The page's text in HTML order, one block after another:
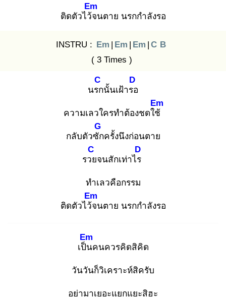
ติดตัวไว้จ
Em
นตาย นรกกำลังรอ
INSTRU : Em | Em | Em | C B
( 3 Times )
นรก
C
นั้นเฝ้ารอ
D
ความเลวใครทำต้องชดใช้
Em
กลับตัวซัก
G
ครั้งนึงก่อนตาย
รวย
C
จนสักเท่าไร
D
ทำเลวคือกรรม
ติดตัวไว้จ
Em
นตาย นรกกำลังรอ
เป็น
Em
คนควรคิดสิคิด
วันวันก็วิเคราะห์สิครับ
อย่ามาเยอะแยกแยะสิฮะ